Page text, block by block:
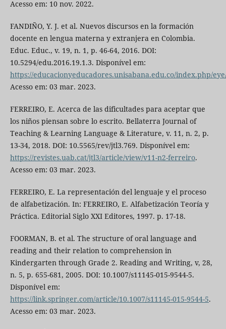
Acesso em: 10 nov. 2022.
FANDIÑO, Y. J. et al. Nuevos discursos en la formación
docente en lengua materna y extranjera en Colombia.
Educ. Educ., v. 19, n. 1, p. 46-64, 2016. DOI:
10.5294/edu.2016.19.1.3. Disponível em:
https://educacionyeducadores.unisabana.edu.co/index.php/
Acesso em: 03 mar. 2023.
FERREIRO, E. Acerca de las dificultades para aceptar que
los niños piensan sobre lo escrito. Bellaterra Journal of
Teaching & Learning Language & Literature, v. 11, n. 2, p.
13-34, 2018. DOI: 10.5565/rev/jtl3.769. Disponível em:
https://revistes.uab.cat/jtl3/article/view/v11-n2-ferreiro.
Acesso em: 03 mar. 2023.
FERREIRO, E. La representación del lenguaje y el proceso
de alfabetización. In: FERREIRO, E. Alfabetización Teoría y
Práctica. Editorial Siglo XXI Editores, 1997. p. 17-18.
FOORMAN, B. et al. The structure of oral language and
reading and their relation to comprehension in
Kindergarten through Grade 2. Reading and Writing, v, 28,
n. 5, p. 655-681, 2005. DOI: 10.1007/s11145-015-9544-5.
Disponível em:
https://link.springer.com/article/10.1007/s11145-015-9544-5.
Acesso em: 03 mar. 2023.